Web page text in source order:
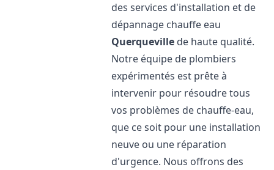
des services d'installation et de
dépannage chauffe eau
Querqueville de haute qualité.
Notre équipe de plombiers
expérimentés est prête à
intervenir pour résoudre tous
vos problèmes de chauffe-eau,
que ce soit pour une installation
neuve ou une réparation
d'urgence. Nous offrons des